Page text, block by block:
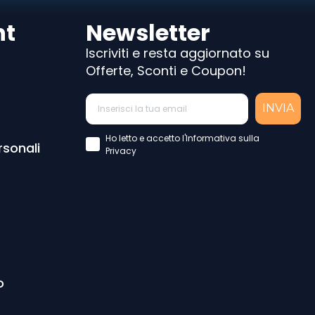
Newsletter
Iscriviti e resta aggiornato su
Offerte, Sconti e Coupon!
INVIA
Accettazione Privacy Policy
Ho letto e accetto l'Informativa sulla
Privacy